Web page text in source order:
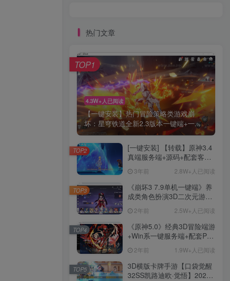
热门文章
4.3W+人已阅读
【一键安装】热门冒险策略类游戏崩
坏：星穹铁道全新2.3版本一键端+一...
TOP1
[一键安装] 【转载】原神3.4
真端服务端+源码+配套客户
说明文件
3年前 2.8W+人已阅读
TOP2
《崩坏3 7.9单机一键端》养
成类角色扮演3D二次元游
用、无限资源、附带保姆级
安装教程
2年前 2.5W+人已阅读
TOP3
《原神5.0》经典3D冒险端游
+Win系一键服务端+配套PC
池文件
2年前 1.9W+人已阅读
TOP4
3D横版卡牌手游【口袋觉醒
32SS凯路迪欧·觉悟】2023
TOP5